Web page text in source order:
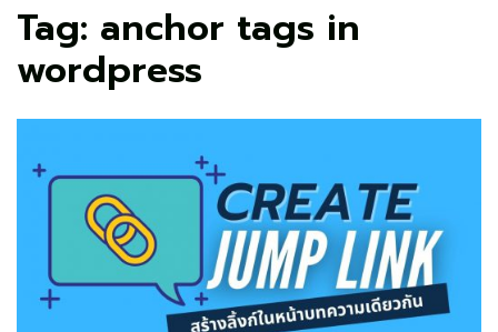
Tag: anchor tags in
wordpress